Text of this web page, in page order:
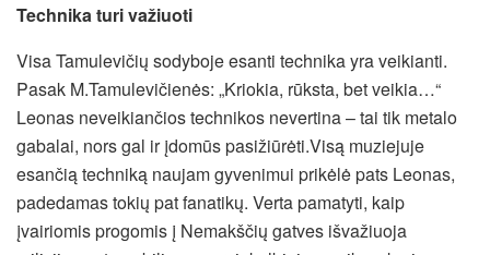
Technika turi važiuoti
Visa Tamulevičių sodyboje esanti technika yra veikianti.
Pasak M.Tamulevičienės: „Kriokia, rūksta, bet veikia…“
Leonas neveikiančios technikos nevertina – tai tik metalo
gabalai, nors gal ir įdomūs pasižiūrėti.Visą muziejuje
esančią techniką naujam gyvenimui prikėlė pats Leonas,
padedamas tokių pat fanatikų. Verta pamatyti, kaip
įvairiomis progomis į Nemakščių gatves išvažiuoja